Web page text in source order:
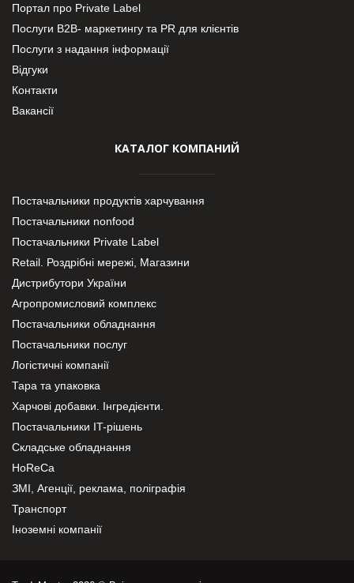
Портал про Private Label
Послуги В2В- маркетингу та PR для клієнтів
Послуги з надання інформації
Відгуки
Контакти
Вакансії
КАТАЛОГ КОМПАНИЙ
Постачальники продуктів харчування
Постачальники nonfood
Постачальники Private Label
Retail. Роздрібні мережі, Магазини
Дистрибутори України
Агропромисловий комплекс
Постачальники обладнання
Постачальники послуг
Логістичні компанії
Тара та упаковка
Харчові добавки. Інгредієнти.
Постачальники IT-рішень
Складське обладнання
HoReCa
ЗМІ, Агенції, реклама, поліграфія
Транспорт
Іноземні компанії